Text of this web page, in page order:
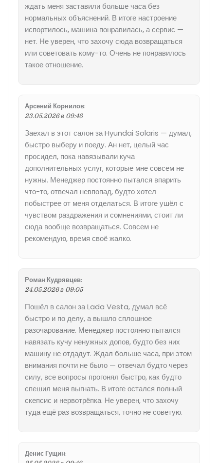
ждать меня заставили больше часа без
нормальных объяснений. В итоге настроение
испортилось, машина понравилась, а сервис —
нет. Не уверен, что захочу сюда возвращаться
или советовать кому-то. Очень не понравилось
такое отношение.
Арсений Корнилов:
23.05.2026 в 09:46
Заехал в этот салон за Hyundai Solaris — думал,
быстро выберу и поеду. Ан нет, целый час
просидел, пока навязывали куча
дополнительных услуг, которые мне совсем не
нужны. Менеджер постоянно пытался впарить
что-то, отвечал невпопад, будто хотел
побыстрее от меня отделаться. В итоге ушёл с
чувством раздражения и сомнениями, стоит ли
сюда вообще возвращаться. Совсем не
рекомендую, время своё жалко.
Роман Кудрявцев:
24.05.2026 в 09:05
Пошёл в салон за Lada Vesta, думал всё
быстро и по делу, а вышло сплошное
разочарование. Менеджер постоянно пытался
навязать кучу ненужных допов, будто без них
машину не отдадут. Ждал больше часа, при этом
внимания почти не было — отвечал будто через
силу, все вопросы прогонял быстро, как будто
спешил меня выгнать. В итоге остался полный
скепсис и нервотрёпка. Не уверен, что захочу
туда ещё раз возвращаться, точно не советую.
Денис Гущин: